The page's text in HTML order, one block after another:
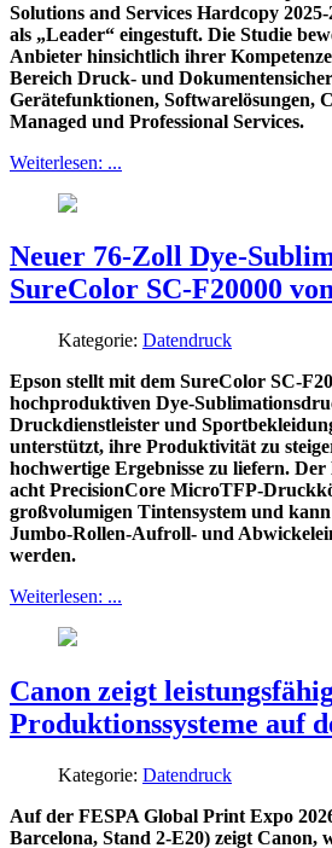
Solutions and Services Hardcopy
als „Leader“ eingestuft. Die Studie
Anbieter hinsichtlich ihrer
Bereich Druck- und
Gerätefunktionen, Softwarelösungen,
Managed und Professional Services.
Weiterlesen: ...
Neuer 76-Zoll Dye-
SureColor SC-F20000
Kategorie: Datendruck
Epson stellt mit dem SureColor SC-
hochproduktiven Dye-
Druckdienstleister und
unterstützt, ihre Produktivität zu
hochwertige Ergebnisse zu liefern.
acht PrecisionCore MicroTFP-
großvolumigen Tintensystem und
Jumbo-Rollen-Aufroll- und
werden.
Weiterlesen: ...
Canon zeigt
Produktionssysteme auf
Kategorie: Datendruck
Auf der FESPA Global Print Expo
Barcelona, Stand 2-E20) zeigt Canon,